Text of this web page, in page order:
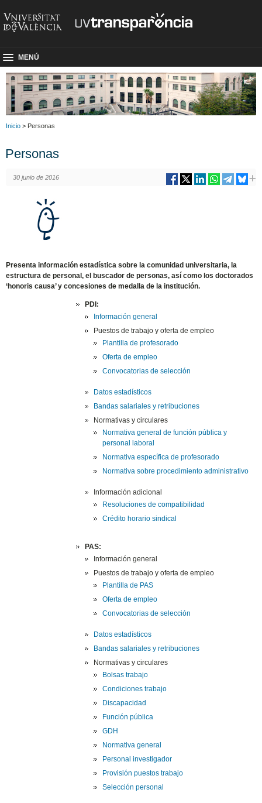
MENÚ
Inicio > Personas
Personas
30 junio de 2016
Presenta información estadística sobre la comunidad universitaria, la
estructura de personal, el buscador de personas, así como los doctorados
‘honoris causa’ y concesiones de medalla de la institución.
PDI:
Información general
Puestos de trabajo y oferta de empleo
Plantilla de profesorado
Oferta de empleo
Convocatorias de selección
Datos estadísticos
Bandas salariales y retribuciones
Normativas y circulares
Normativa general de función pública y
personal laboral
Normativa específica de profesorado
Normativa sobre procedimiento administrativo
Información adicional
Resoluciones de compatibilidad
Crédito horario sindical
PAS:
Información general
Puestos de trabajo y oferta de empleo
Plantilla de PAS
Oferta de empleo
Convocatorias de selección
Datos estadísticos
Bandas salariales y retribuciones
Normativas y circulares
Bolsas trabajo
Condiciones trabajo
Discapacidad
Función pública
GDH
Normativa general
Personal investigador
Provisión puestos trabajo
Selección personal